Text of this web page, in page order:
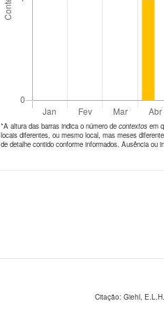
*A altura das barras indica o número de contextos em
locais diferentes, ou mesmo local, mas meses
de detalhe contido conforme informados. Ausência ou
Citação: Giehl,